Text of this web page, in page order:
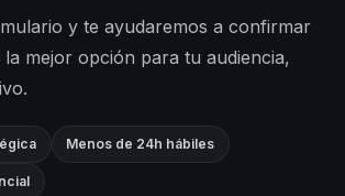
y te ayudaremos a confirmar
mejor opción para tu audiencia,
Menos de 24h hábiles